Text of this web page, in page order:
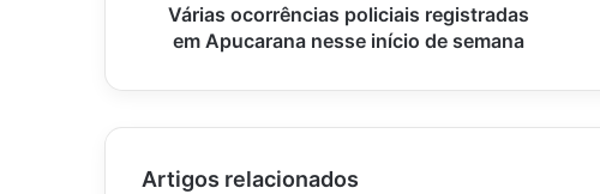
semana
Várias ocorrências policiais registradas
em Apucarana nesse início de semana
Artigos relacionados